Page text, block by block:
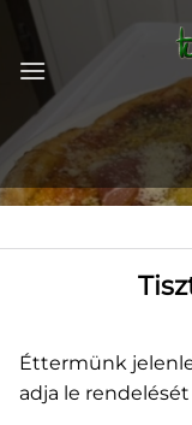
Skip
content
26 cm
Éttermünk
adja le